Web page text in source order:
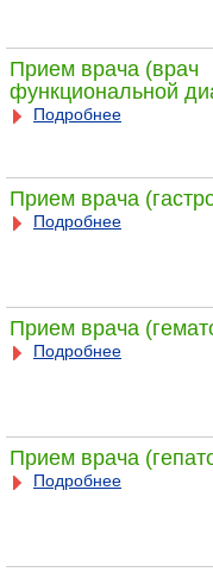
Прием врача (врач
функциональной
Подробнее
Прием врача
Подробнее
Прием врача
Подробнее
Прием врача
Подробнее